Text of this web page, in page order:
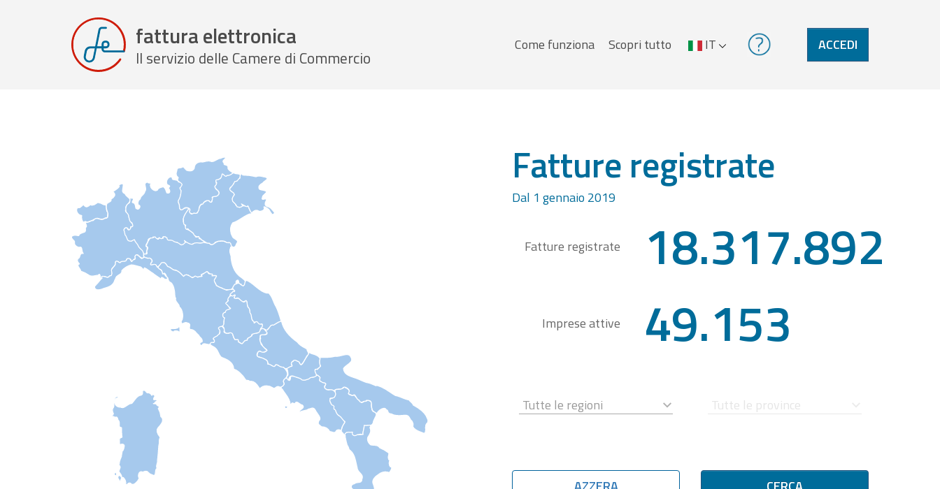
fattura elettronica
Il servizio delle Camere di Commercio Menu
Come funziona Scopri tutto IT ACCEDI
Fatture registrate
Dal 1 gennaio 2019
Fatture registrate 18.317.892
Imprese attive 49.153